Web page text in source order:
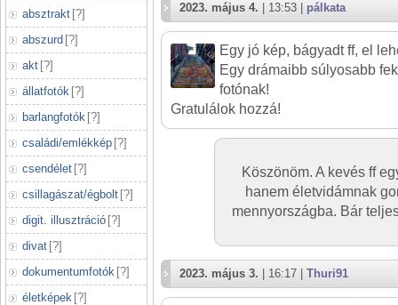
absztrakt [?]
abszurd [?]
akt [?]
állatfotók [?]
barlangfotók [?]
családi/emlékkép [?]
csendélet [?]
csillagászat/égbolt [?]
digit. illusztráció [?]
divat [?]
dokumentumfotók [?]
életképek [?]
2023. május 4. | 13:53 | pálkata
Egy jó kép, bágyadt ff, el
Egy drámaibb súlyosabb
fotónak!
Gratulálok hozzá!
Köszönöm. A kevés ff
hanem életvidámnak
mennyországba. Bár
2023. május 3. | 16:17 | Thuri91